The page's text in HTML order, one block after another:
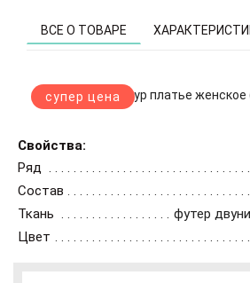
ВСЕ О ТОВАРЕ
супер цена
Свойства:
Ряд
Состав
Ткань
футер
Цвет